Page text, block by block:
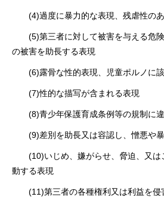
(4)過度に暴⼒的な表現、残虐性の
(5)第三者に対して被害を与える危
の被害を助⻑する表現
(6)露⾻な性的表現、児童ポルノに
(7)性的な描写が含まれる表現
(8)⻘少年保護育成条例等の規制に
(9)差別を助⻑⼜は容認し、憎悪や
(10)いじめ、嫌がらせ、脅迫、⼜
動する表現
(11)第三者の各種権利⼜は利益を侵